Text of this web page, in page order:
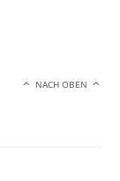
NACH OBEN